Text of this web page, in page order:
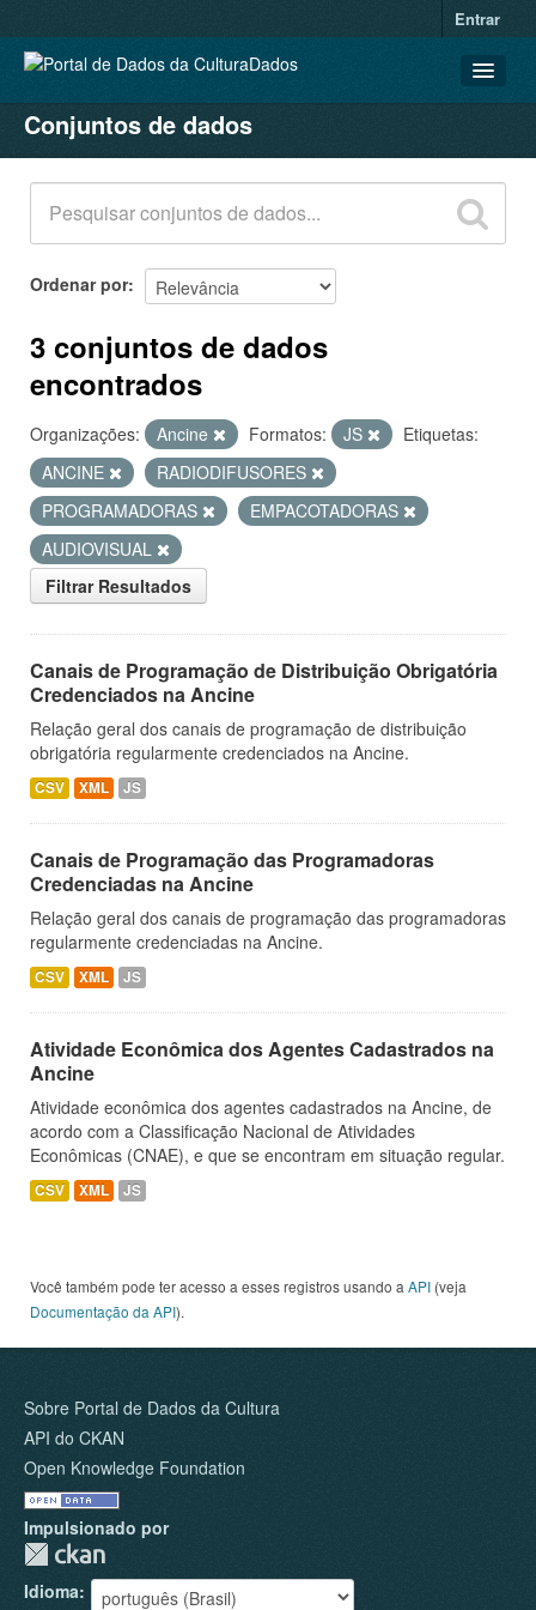
Entrar
CONJUNTOS DE DADOS
ORGANIZAÇÕES
GRUPOS
SOBRE
Conjuntos de dados
Ordenar por
3 conjuntos de dados
encontrados
Organizações: Ancine Formatos: JS
Etiquetas:
ANCINE
RADIODIFUSORES
PROGRAMADORAS
EMPACOTADORAS
AUDIOVISUAL
Filtrar Resultados
Canais de Programação de Distribuição Obrigatória
Credenciados na Ancine
Relação geral dos canais de programação de distribuição
obrigatória regularmente credenciados na Ancine.
CSV XML JS
Canais de Programação das Programadoras
Credenciadas na Ancine
Relação geral dos canais de programação das programadoras
regularmente credenciadas na Ancine.
CSV XML JS
Atividade Econômica dos Agentes Cadastrados na
Ancine
Atividade econômica dos agentes cadastrados na Ancine, de
acordo com a Classificação Nacional de Atividades
Econômicas (CNAE), e que se encontram em situação regular.
CSV XML JS
Você também pode ter acesso a esses registros usando a API (veja
Documentação da API).
Sobre Portal de Dados da Cultura
API do CKAN
Open Knowledge Foundation
Impulsionado por
Idioma